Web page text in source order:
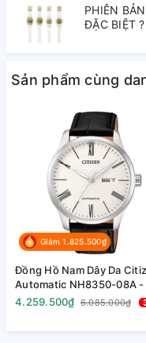
đồng hồ eco-drive,
57a, đồng hồ chính
#donghonamdaythep
PHIÊN
ĐẶC BIỆT ?
Sản phẩm cùng
Giảm 1.825.500₫
Đồng Hồ Nam Dây Da
Automatic NH8350-08A -
40mm
4.259.500₫ 6.085.000₫